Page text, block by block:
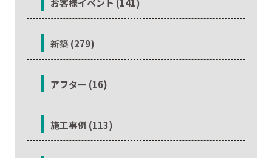
お客様イベント (141)
新築 (279)
アフター (16)
施工事例 (113)